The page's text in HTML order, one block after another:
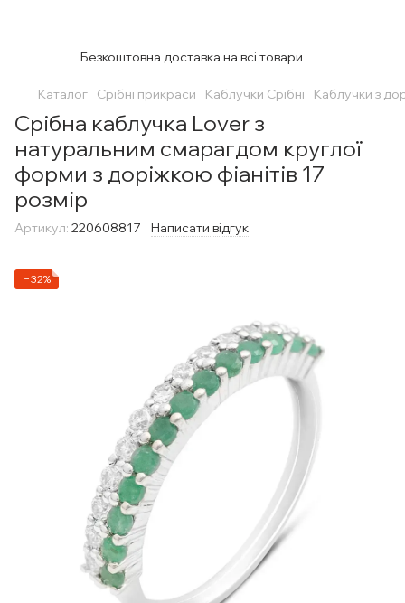
Безкоштовна доставка на всі товари
Каталог Срібні прикраси Каблучки Срібні Каблучки з
Срібна каблучка Lover з
натуральним смарагдом круглої
форми з доріжкою фіанітів 17
розмір
Артикул: 220608817 Написати відгук
−32%